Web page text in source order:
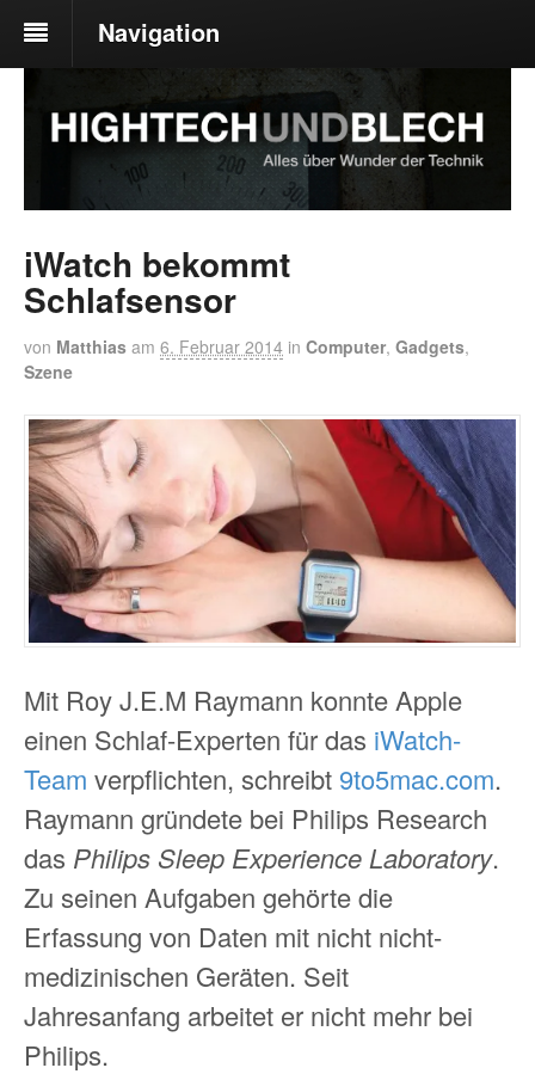
Navigation
iWatch bekommt
Schlafsensor
von Matthias am 6. Februar 2014 in Computer, Gadgets,
Szene
Mit Roy J.E.M Raymann konnte Apple
einen Schlaf-Experten für das iWatch-
Team verpflichten, schreibt 9to5mac.com.
Raymann gründete bei Philips Research
das Philips Sleep Experience Laboratory.
Zu seinen Aufgaben gehörte die
Erfassung von Daten mit nicht nicht-
medizinischen Geräten. Seit
Jahresanfang arbeitet er nicht mehr bei
Philips.